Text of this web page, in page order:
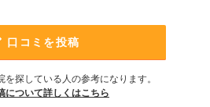
口コミを投稿
探している人の参考になります。
について詳しくはこちら